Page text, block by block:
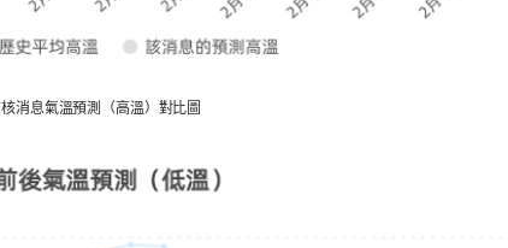
消息氣溫預測（高溫）對比圖